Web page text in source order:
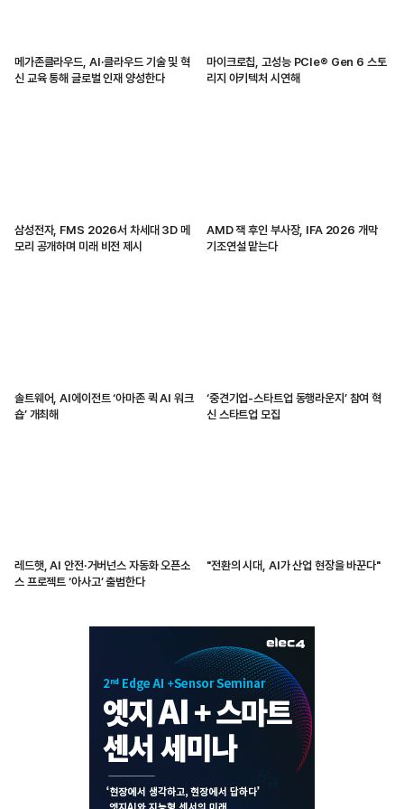
메가존클라우드, AI·클라우드 기술 및 혁
신 교육 통해 글로벌 인재 양성한다
마이크로칩, 고성능 PCIe® Gen 6 스토
리지 아키텍처 시연해
삼성전자, FMS 2026서 차세대 3D 메
모리 공개하며 미래 비전 제시
AMD 잭 후인 부사장, IFA 2026 개막
기조연설 맡는다
솔트웨어, AI에이전트 ‘아마존 퀵 AI 워크
숍’ 개최해
‘중견기업-스타트업 동행라운지’ 참여 혁
신 스타트업 모집
레드햇, AI 안전·거버넌스 자동화 오픈소
스 프로젝트 ‘아사고’ 출범한다
"전환의 시대, AI가 산업 현장을 바꾼다"